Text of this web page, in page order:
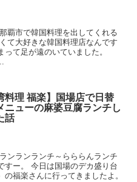
覇市で韓国料理を出してくれる
て大好きな韓国料理店なんです
て足が遠のいていました。
料理 福楽】国場店で日替
ニューの麻婆豆腐ランチし
話
ンランランチ～らららんランチ
すー。 今日は国場のデカ盛り台
福楽さんに行ってきましたよ。